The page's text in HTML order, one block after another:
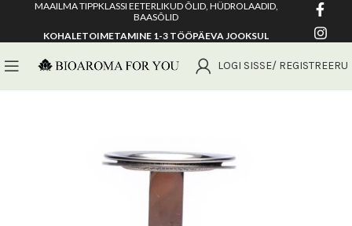
MAAILMA TIPPKLASSI EETERLIKUD ÕLID, HÜDROLAADID,
BAASÕLID
KOHALETOIMETAMINE 1-3 TÖÖPÄEVA JOOKSUL
LOGI SISSE/ REGISTREERU